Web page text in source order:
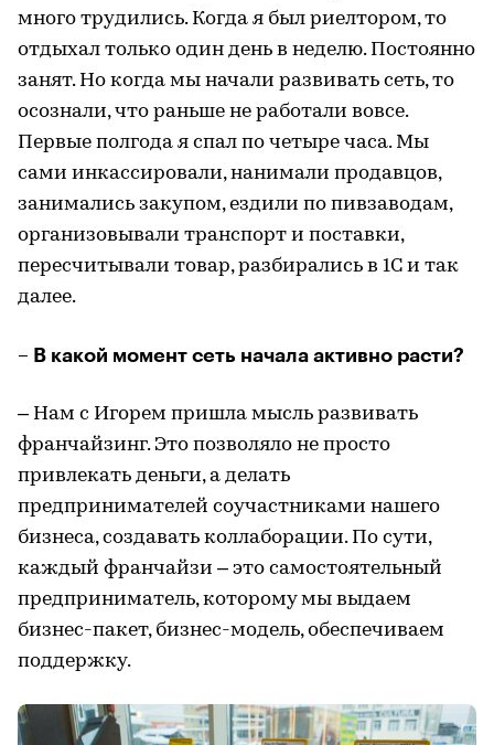
много трудились. Когда я был риелтором, то
отдыхал только один день в неделю. Постоянно
занят. Но когда мы начали развивать сеть, то
осознали, что раньше не работали вовсе.
Первые полгода я спал по четыре часа. Мы
сами инкассировали, нанимали продавцов,
занимались закупом, ездили по пивзаводам,
организовывали транспорт и поставки,
пересчитывали товар, разбирались в 1С и так
далее.
– В какой момент сеть начала активно расти?
– Нам с Игорем пришла мысль развивать
франчайзинг. Это позволяло не просто
привлекать деньги, а делать
предпринимателей соучастниками нашего
бизнеса, создавать коллаборации. По сути,
каждый франчайзи – это самостоятельный
предприниматель, которому мы выдаем
бизнес-пакет, бизнес-модель, обеспечиваем
поддержку.